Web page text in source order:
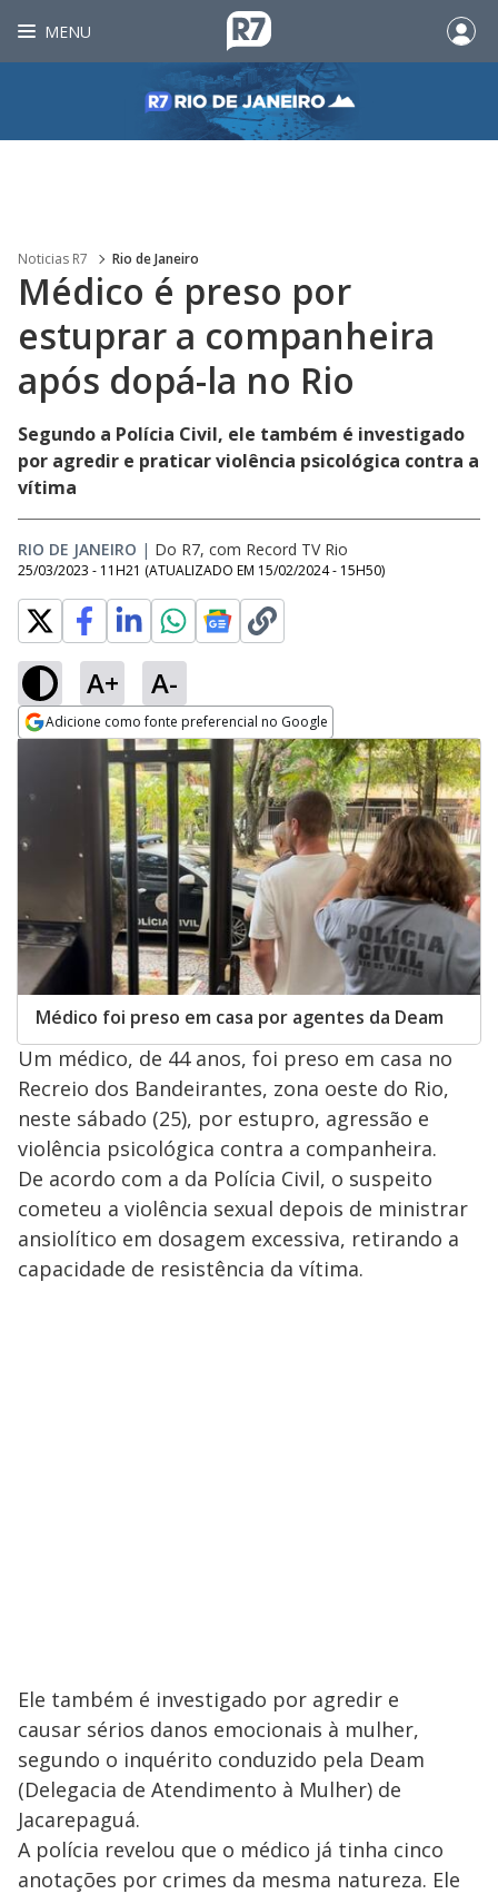
MENU
Noticias R7 Rio de Janeiro
Médico é preso por
estuprar a companheira
após dopá-la no Rio
Segundo a Polícia Civil, ele também é investigado
por agredir e praticar violência psicológica contra a
vítima
RIO DE JANEIRO | Do R7, com Record TV Rio
25/03/2023 - 11H21 (ATUALIZADO EM 15/02/2024 - 15H50)
A+ A-
Adicione como fonte preferencial no Google
Opens in new window
Médico foi preso em casa por agentes da Deam
Um médico, de 44 anos, foi preso em casa no
Recreio dos Bandeirantes, zona oeste do Rio,
neste sábado (25), por estupro, agressão e
violência psicológica contra a companheira.
De acordo com a da Polícia Civil, o suspeito
cometeu a violência sexual depois de ministrar
ansiolítico em dosagem excessiva, retirando a
capacidade de resistência da vítima.
Ele também é investigado por agredir e
causar sérios danos emocionais à mulher,
segundo o inquérito conduzido pela Deam
(Delegacia de Atendimento à Mulher) de
Jacarepaguá.
A polícia revelou que o médico já tinha cinco
anotações por crimes da mesma natureza. Ele